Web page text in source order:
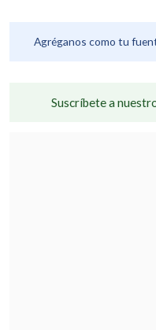
Agréganos como tu
Suscríbete a